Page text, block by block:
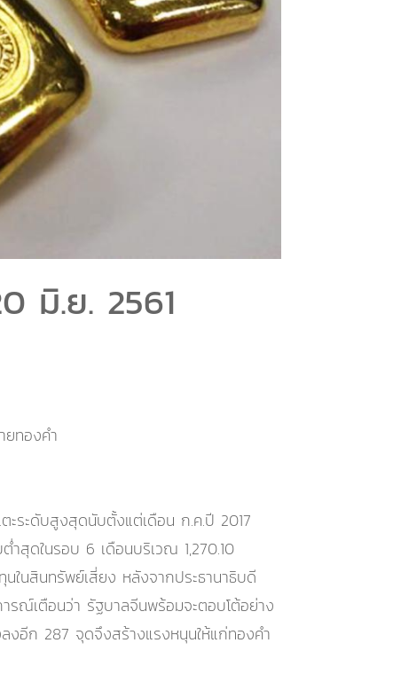
มิ.ย. 2561
ยทองคำ
ระดับสูงสุดนับตั้งแต่เดือน ก.ค.ปี 2017
ำสุดในรอบ 6 เดือนบริเวณ 1,270.10
ในสินทรัพย์เสี่ยง หลังจากประธานาธิบดี
รณ์เตือนว่า รัฐบาลจีนพร้อมจะตอบโต้อย่าง
งอีก 287 จุดจึงสร้างแรงหนุนให้แก่ทองคำ